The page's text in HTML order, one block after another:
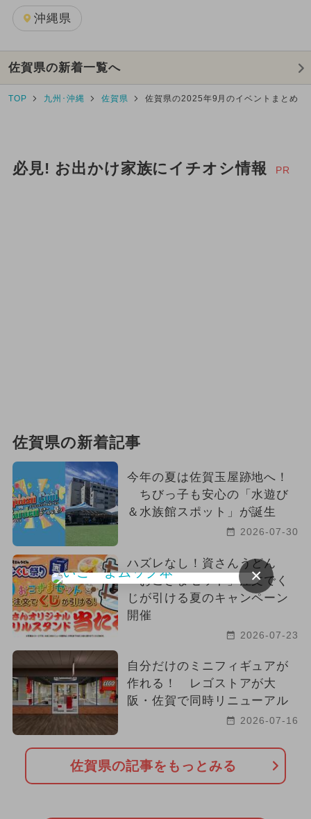
沖縄県
佐賀県の新着一覧へ
TOP 九州･沖縄 佐賀県 佐賀県の2025年9月のイベントまとめ
必見! お出かけ家族にイチオシ情報 PR
佐賀県の新着記事
今年の夏は佐賀玉屋跡地へ！
ちびっ子も安心の「水遊び
＆水族館スポット」が誕生
2026-07-30
ハズレなし！資さんうどん
「おこさまセット」注文でく
じが引ける夏のキャンペーン
開催
2026-07-23
自分だけのミニフィギュアが
作れる！ レゴストアが大
阪・佐賀で同時リニューアル
2026-07-16
佐賀県の記事をもっとみる
×